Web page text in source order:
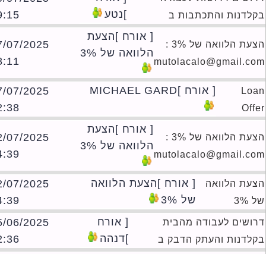
והתכתבות ב
]נטע
19:15
הצעת הלוואה של 3% :
[ אורח ]הצעת
הלוואה של 3%
17/07/2025
18:11
[ אורח ]MICHAEL GARD
17/07/2025
02:38
הצעת הלוואה של 3% :
[ אורח ]הצעת
הלוואה של 3%
02/07/2025
14:39
הלוואה
[ אורח ]הצעת הלוואה
של 3%
02/07/2025
14:39
לעבודה מהבית
והעתק הדבק ב
[ אורח
]דנהה
25/06/2025
02:36